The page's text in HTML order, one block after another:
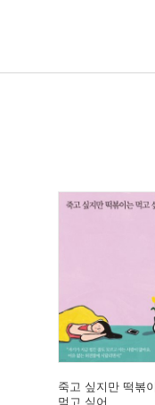
죽고 싶지만 떡볶
먹고 싶어